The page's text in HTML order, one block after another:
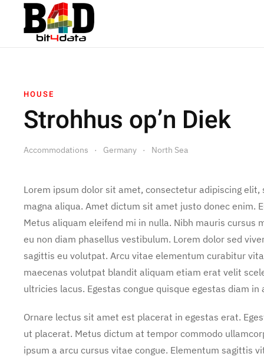
HOUSE
Strohhus op’n Diek
Accommodations Germany North Sea
Lorem ipsum dolor sit amet, consectetur adipiscing
magna aliqua. Amet dictum sit amet justo donec enim.
Metus aliquam eleifend mi in nulla. Nibh mauris
eu non diam phasellus vestibulum. Lorem dolor sed
sagittis eu volutpat. Arcu vitae elementum curabitur
maecenas volutpat blandit aliquam etiam erat velit
ultricies lacus. Egestas congue quisque egestas diam in
Ornare lectus sit amet est placerat in egestas erat.
ut placerat. Metus dictum at tempor commodo
ipsum a arcu cursus vitae congue. Elementum sagittis